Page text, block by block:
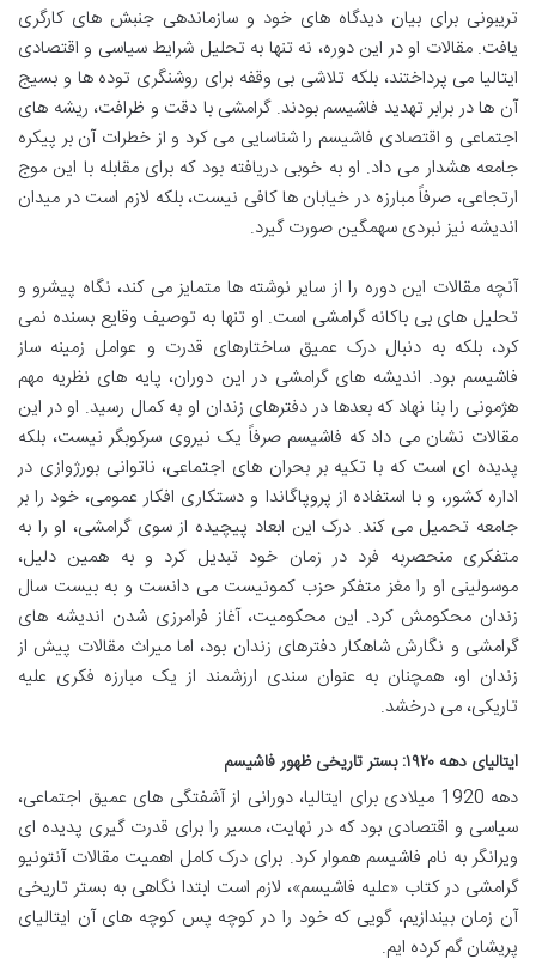
تریبونی برای بیان دیدگاه های خود و سازماندهی جنبش های کارگری
یافت. مقالات او در این دوره، نه تنها به تحلیل شرایط سیاسی و اقتصادی
ایتالیا می پرداختند، بلکه تلاشی بی وقفه برای روشنگری توده ها و بسیج
آن ها در برابر تهدید فاشیسم بودند. گرامشی با دقت و ظرافت، ریشه های
اجتماعی و اقتصادی فاشیسم را شناسایی می کرد و از خطرات آن بر پیکره
جامعه هشدار می داد. او به خوبی دریافته بود که برای مقابله با این موج
ارتجاعی، صرفاً مبارزه در خیابان ها کافی نیست، بلکه لازم است در میدان
اندیشه نیز نبردی سهمگین صورت گیرد.
آنچه مقالات این دوره را از سایر نوشته ها متمایز می کند، نگاه پیشرو و
تحلیل های بی باکانه گرامشی است. او تنها به توصیف وقایع بسنده نمی
کرد، بلکه به دنبال درک عمیق ساختارهای قدرت و عوامل زمینه ساز
فاشیسم بود. اندیشه های گرامشی در این دوران، پایه های نظریه مهم
هژمونی را بنا نهاد که بعدها در دفترهای زندان او به کمال رسید. او در این
مقالات نشان می داد که فاشیسم صرفاً یک نیروی سرکوبگر نیست، بلکه
پدیده ای است که با تکیه بر بحران های اجتماعی، ناتوانی بورژوازی در
اداره کشور، و با استفاده از پروپاگاندا و دستکاری افکار عمومی، خود را بر
جامعه تحمیل می کند. درک این ابعاد پیچیده از سوی گرامشی، او را به
متفکری منحصربه فرد در زمان خود تبدیل کرد و به همین دلیل،
موسولینی او را مغز متفکر حزب کمونیست می دانست و به بیست سال
زندان محکومش کرد. این محکومیت، آغاز فرامرزی شدن اندیشه های
گرامشی و نگارش شاهکار دفترهای زندان بود، اما میراث مقالات پیش از
زندان او، همچنان به عنوان سندی ارزشمند از یک مبارزه فکری علیه
تاریکی، می درخشد.
ایتالیای دهه ۱۹۲۰: بستر تاریخی ظهور فاشیسم
دهه 1920 میلادی برای ایتالیا، دورانی از آشفتگی های عمیق اجتماعی،
سیاسی و اقتصادی بود که در نهایت، مسیر را برای قدرت گیری پدیده ای
ویرانگر به نام فاشیسم هموار کرد. برای درک کامل اهمیت مقالات آنتونیو
گرامشی در کتاب «علیه فاشیسم»، لازم است ابتدا نگاهی به بستر تاریخی
آن زمان بیندازیم، گویی که خود را در کوچه پس کوچه های آن ایتالیای
پریشان گم کرده ایم.